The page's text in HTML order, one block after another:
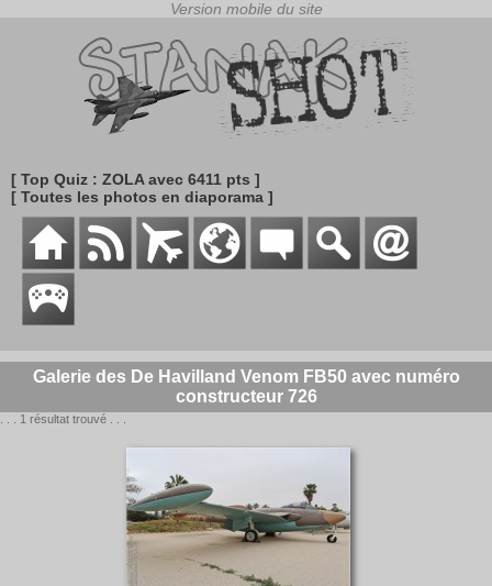
[ Top Quiz : ZOLA avec 6411 pts ]
[ Toutes les photos en diaporama ]
Galerie des De Havilland Venom FB50 avec numéro
constructeur 726
. . . 1 résultat trouvé . . .